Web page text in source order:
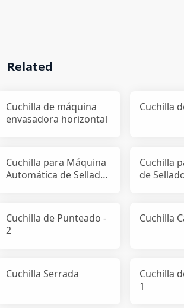
Related
Cuchilla de máquina
envasadora horizontal
Cuchilla
Cuchilla para Máquina
Automática de Sellado
Cuchilla
de
Cuchilla de Punteado -
2
Cuchilla
Cuchilla Serrada
Cuchilla
1